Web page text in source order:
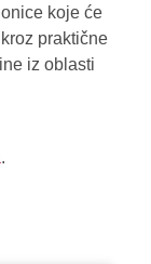
koje će
praktične
iz oblasti
.